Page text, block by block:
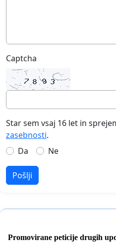
Captcha
Star sem vsaj 16 let in
zasebnosti.
Da
Ne
Pošlji
Promovirane peticije drugih